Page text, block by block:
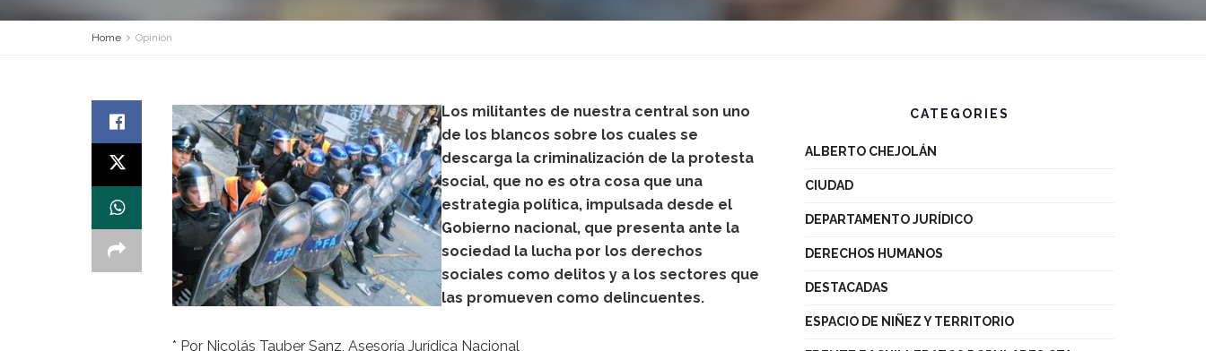
Home Opinión
Los militantes de nuestra central son uno
de los blancos sobre los cuales se
descarga la criminalización de la protesta
social, que no es otra cosa que una
estrategia política, impulsada desde el
Gobierno nacional, que presenta ante la
sociedad la lucha por los derechos
sociales como delitos y a los sectores que
las promueven como delincuentes.
* Por Nicolás Tauber Sanz, Asesoría Jurídica Nacional
CATEGORIES
ALBERTO CHEJOLÁN
CIUDAD
DEPARTAMENTO JURÍDICO
DERECHOS HUMANOS
DESTACADAS
ESPACIO DE NIÑEZ Y TERRITORIO